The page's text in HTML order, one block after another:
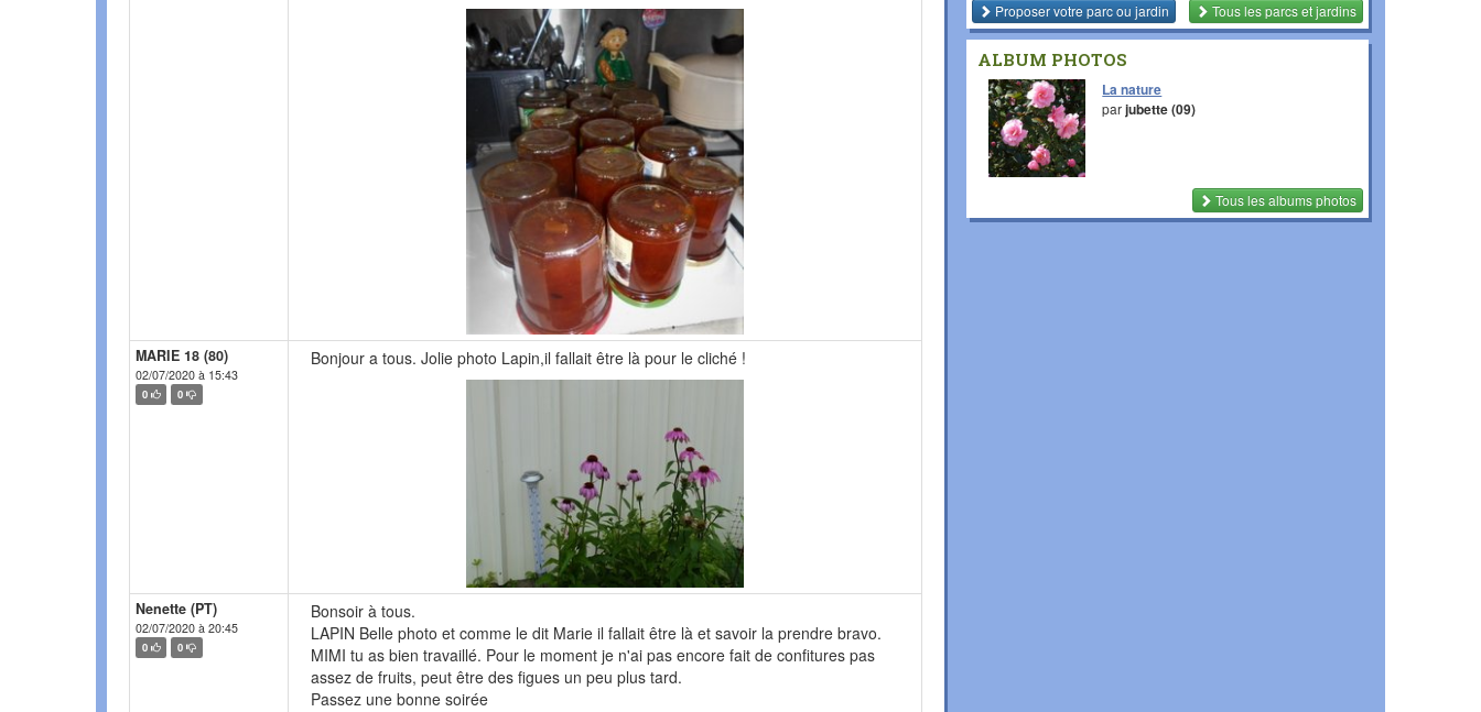
MARIE 18 (80)
02/07/2020 à 15:43
0 0
Bonjour a tous. Jolie photo Lapin,il fallait être là pour le cliché !
Nenette (PT)
02/07/2020 à 20:45
0 0
Bonsoir à tous.
LAPIN Belle photo et comme le dit Marie il fallait être là et savoir la prendre bravo.
MIMI tu as bien travaillé. Pour le moment je n'ai pas encore fait de confitures pas
assez de fruits, peut être des figues un peu plus tard.
Passez une bonne soirée
Proposer votre parc ou jardin Tous les parcs et jardins
ALBUM PHOTOS
La nature
parjubette (09)
Tous les albums photos